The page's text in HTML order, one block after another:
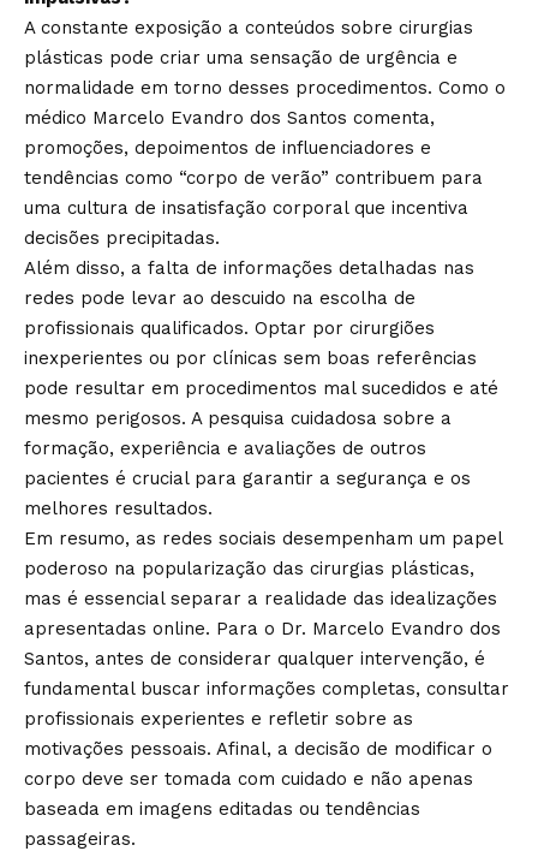
A constante exposição a conteúdos sobre cirurgias
plásticas pode criar uma sensação de urgência e
normalidade em torno desses procedimentos. Como o
médico Marcelo Evandro dos Santos comenta,
promoções, depoimentos de influenciadores e
tendências como “corpo de verão” contribuem para
uma cultura de insatisfação corporal que incentiva
decisões precipitadas.
Além disso, a falta de informações detalhadas nas
redes pode levar ao descuido na escolha de
profissionais qualificados. Optar por cirurgiões
inexperientes ou por clínicas sem boas referências
pode resultar em procedimentos mal sucedidos e até
mesmo perigosos. A pesquisa cuidadosa sobre a
formação, experiência e avaliações de outros
pacientes é crucial para garantir a segurança e os
melhores resultados.
Em resumo, as redes sociais desempenham um papel
poderoso na popularização das cirurgias plásticas,
mas é essencial separar a realidade das idealizações
apresentadas online. Para o Dr. Marcelo Evandro dos
Santos, antes de considerar qualquer intervenção, é
fundamental buscar informações completas, consultar
profissionais experientes e refletir sobre as
motivações pessoais. Afinal, a decisão de modificar o
corpo deve ser tomada com cuidado e não apenas
baseada em imagens editadas ou tendências
passageiras.